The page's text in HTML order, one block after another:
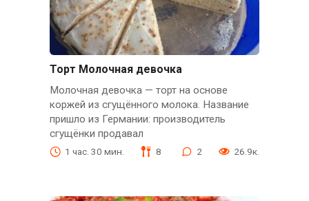
Торт Молочная девочка
Молочная девочка — торт на основе
коржей из сгущённого молока. Название
пришло из Германии: производитель
сгущёнки продавал
1 час. 30 мин. 8 2 26.9к.